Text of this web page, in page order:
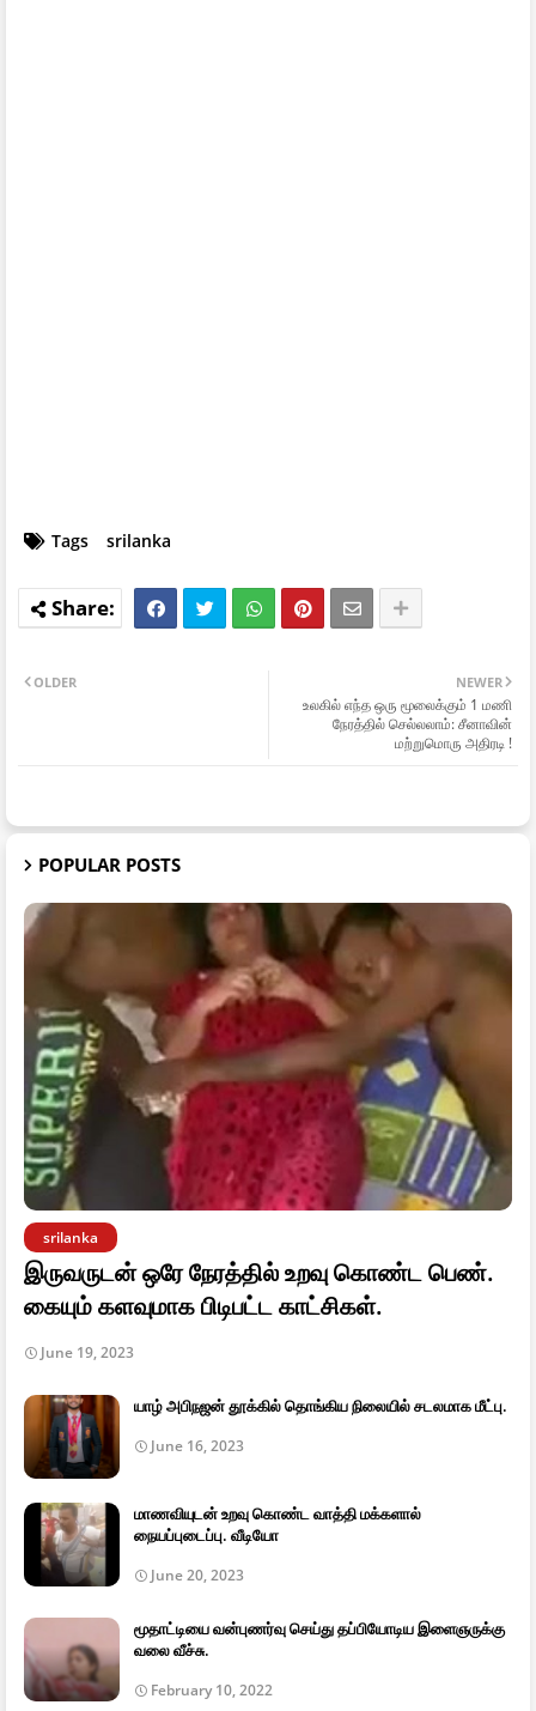
Tags srilanka
NEWER
உலகில் எந்த ஒரு மூலைக்கும் 1 மணி
நேரத்தில் செல்லலாம்: சீனாவின்
மற்றுமொரு அதிரடி !
OLDER
POPULAR POSTS
srilanka
இருவருடன் ஒரே நேரத்தில் உறவு கொண்ட பெண்.
கையும் களவுமாக பிடிபட்ட காட்சிகள்.
June 19, 2023
யாழ் அபிநஜன் தூக்கில் தொங்கிய நிலையில் சடலமாக மீட்பு.
June 16, 2023
மாணவியுடன் உறவு கொண்ட வாத்தி மக்களால்
நையப்புடைப்பு. வீடியோ
June 20, 2023
மூதாட்டியை வன்புணர்வு செய்து தப்பியோடிய இளைஞருக்கு
வலை வீச்சு.
February 10, 2022